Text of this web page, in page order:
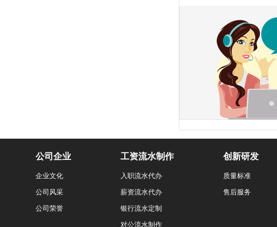
公司企业
企业文化
公司风采
公司荣誉
工资流水制作
入职流水代办
薪资流水代办
银行流水定制
对公流水制作
创新研发
质量标准
售后服务